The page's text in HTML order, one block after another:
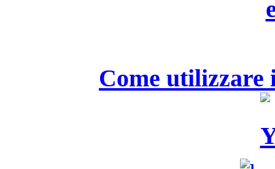
Come utilizzare